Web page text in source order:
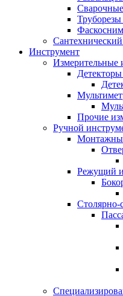
Инструмент
Измерительные
Прочие
Ручной
Режущий
Столярно-